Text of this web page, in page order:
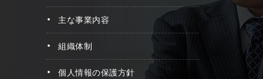
主な事業内容
組織体制
個人情報の保護方針